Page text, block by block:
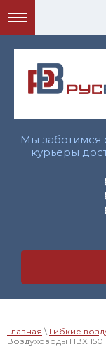
Мы заботимся
курьеры
Главная \ Гибкие
Воздуховоды ПВХ 150